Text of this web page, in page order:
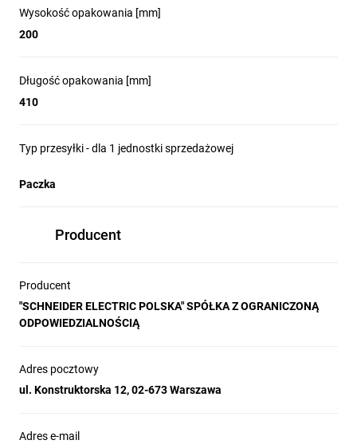
Wysokość opakowania [mm]
200
Długość opakowania [mm]
410
Typ przesyłki - dla 1 jednostki sprzedażowej
Paczka
Producent
Producent
"SCHNEIDER ELECTRIC POLSKA" SPÓŁKA Z OGRANICZONĄ
ODPOWIEDZIALNOŚCIĄ
Adres pocztowy
ul. Konstruktorska 12, 02-673 Warszawa
Adres e-mail